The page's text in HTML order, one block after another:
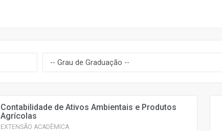
Contabilidade de Ativos Ambientais e Produtos
Agrícolas
EXTENSÃO ACADÊMICA